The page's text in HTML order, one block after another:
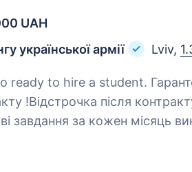
UAH
української армії
Lviv,
a student. Гарантова відсрочка після
!Відстрочка після
завдання за кожен місяць